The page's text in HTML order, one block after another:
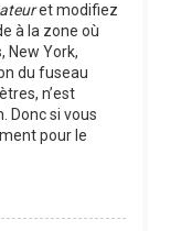
et modifiez
à la zone où
New York,
du fuseau
n’est
Donc si vous
pour le